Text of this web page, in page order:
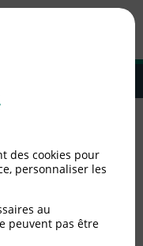
?
des cookies pour
personnaliser les
au
peuvent pas être